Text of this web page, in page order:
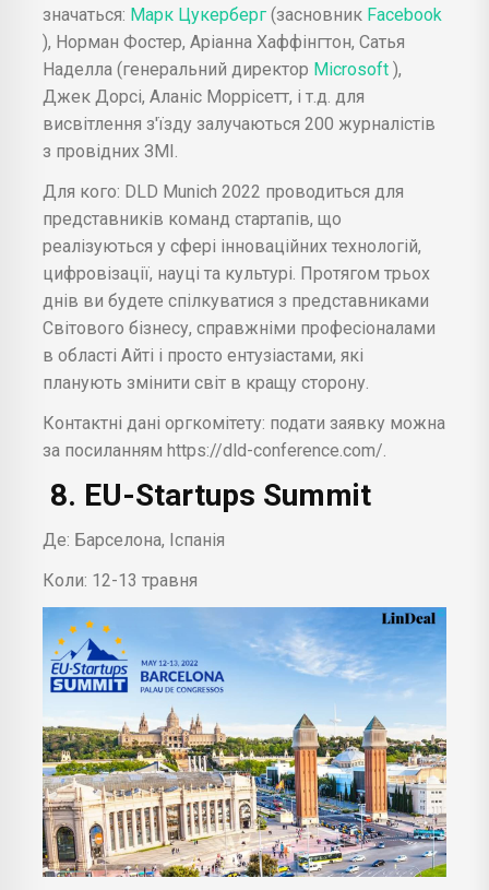
значаться: Марк Цукерберг (засновник Facebook
), Норман Фостер, Аріанна Хаффінгтон, Сатья
Наделла (генеральний директор Microsoft ),
Джек Дорсі, Аланіс Моррісетт, і т.д. для
висвітлення з'їзду залучаються 200 журналістів
з провідних ЗМІ.
Для кого: DLD Munich 2022 проводиться для
представників команд стартапів, що
реалізуються у сфері інноваційних технологій,
цифровізації, науці та культурі. Протягом трьох
днів ви будете спілкуватися з представниками
Світового бізнесу, справжніми професіоналами
в області Айті і просто ентузіастами, які
планують змінити світ в кращу сторону.
Контактні дані оргкомітету: подати заявку можна
за посиланням https://dld-conference.com/.
8. EU-Startups Summit
Де: Барселона, Іспанія
Коли: 12-13 травня